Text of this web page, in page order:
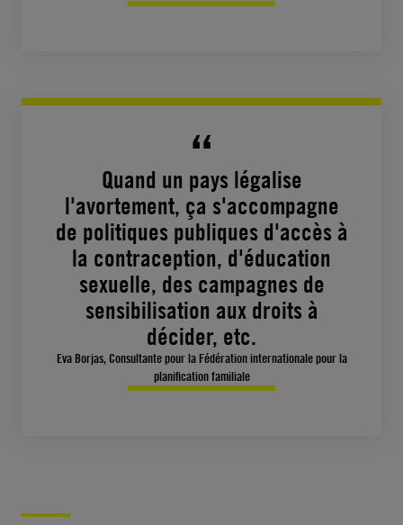
Quand un pays légalise
l'avortement, ça s'accompagne
de politiques publiques d'accès à
la contraception, d'éducation
sexuelle, des campagnes de
sensibilisation aux droits à
décider, etc.
Eva Borjas, Consultante pour la Fédération internationale pour la
planification familiale